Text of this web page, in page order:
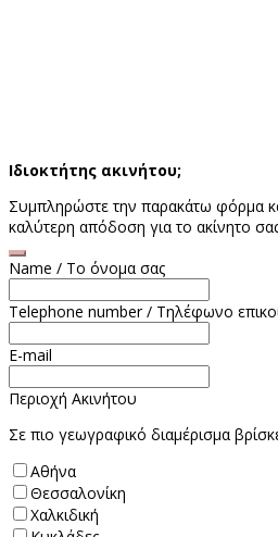
Ιδιοκτήτης ακινήτου;
Συμπληρώστε την παρακάτω φόρμα
καλύτερη απόδοση για το ακίνητο
Name / To όνομα σας
Telephone number / Τηλέφωνο
E-mail
Περιοχή Ακινήτου
Σε πιο γεωγραφικό διαμέρισμα
Αθήνα
Θεσσαλονίκη
Χαλκιδική